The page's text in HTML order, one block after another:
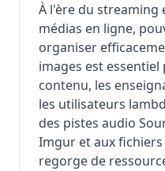
À l'ère du streaming
médias en ligne,
organiser
images est
contenu, les
les utilisateurs
des pistes audio
Imgur et aux
regorge de